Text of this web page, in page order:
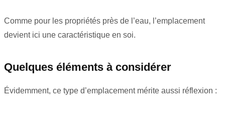
Comme pour les propriétés près de l’eau, l’emplacement
devient ici une caractéristique en soi.
Quelques éléments à considérer
Évidemment, ce type d’emplacement mérite aussi réflexion :